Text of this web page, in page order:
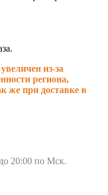
из-за
региона,
же при доставке в
20:00 по Мск.